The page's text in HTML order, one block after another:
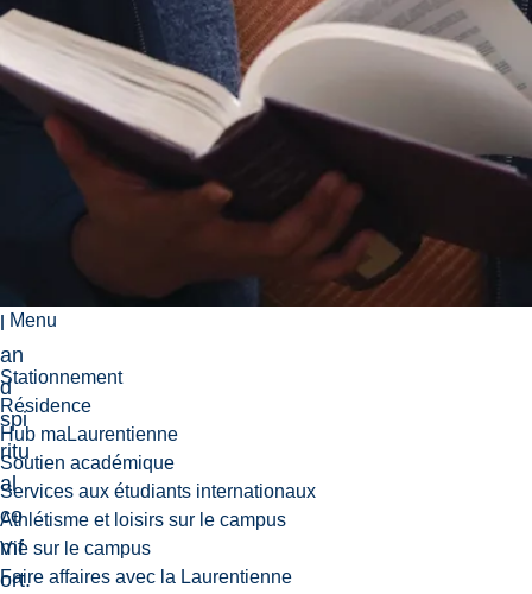
Menu
Stationnement
Résidence
Hub maLaurentienne
Soutien académique
Services aux étudiants internationaux
Athlétisme et loisirs sur le campus
Vie sur le campus
Faire affaires avec la Laurentienne
me
dic
al,
an
d
spi
ritu
al
co
mf
ort.